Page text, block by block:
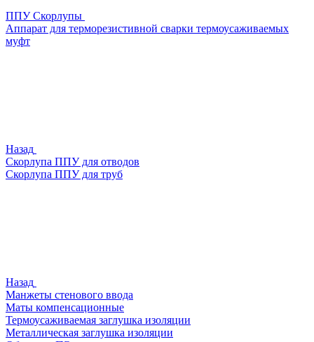
ППУ Скорлупы
Аппарат для терморезистивной сварки термоусаживаемых
муфт
Назад
Скорлупа ППУ для отводов
Скорлупа ППУ для труб
Назад
Манжеты стенового ввода
Маты компенсационные
Термоусаживаемая заглушка изоляции
Металлическая заглушка изоляции